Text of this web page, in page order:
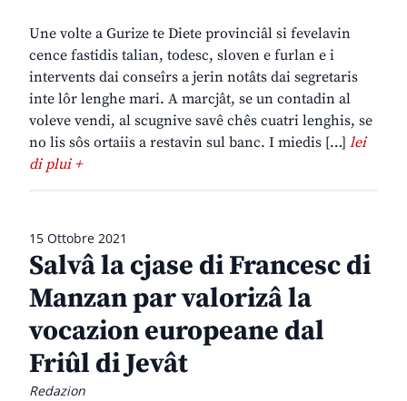
Une volte a Gurize te Diete provinciâl si fevelavin
cence fastidis talian, todesc, sloven e furlan e i
intervents dai conseîrs a jerin notâts dai segretaris
inte lôr lenghe mari. A marcjât, se un contadin al
voleve vendi, al scugnive savê chês cuatri lenghis, se
no lis sôs ortaiis a restavin sul banc. I miedis […] lei
di plui +
15 Ottobre 2021
Salvâ la cjase di Francesc di
Manzan par valorizâ la
vocazion europeane dal
Friûl di Jevât
Redazion